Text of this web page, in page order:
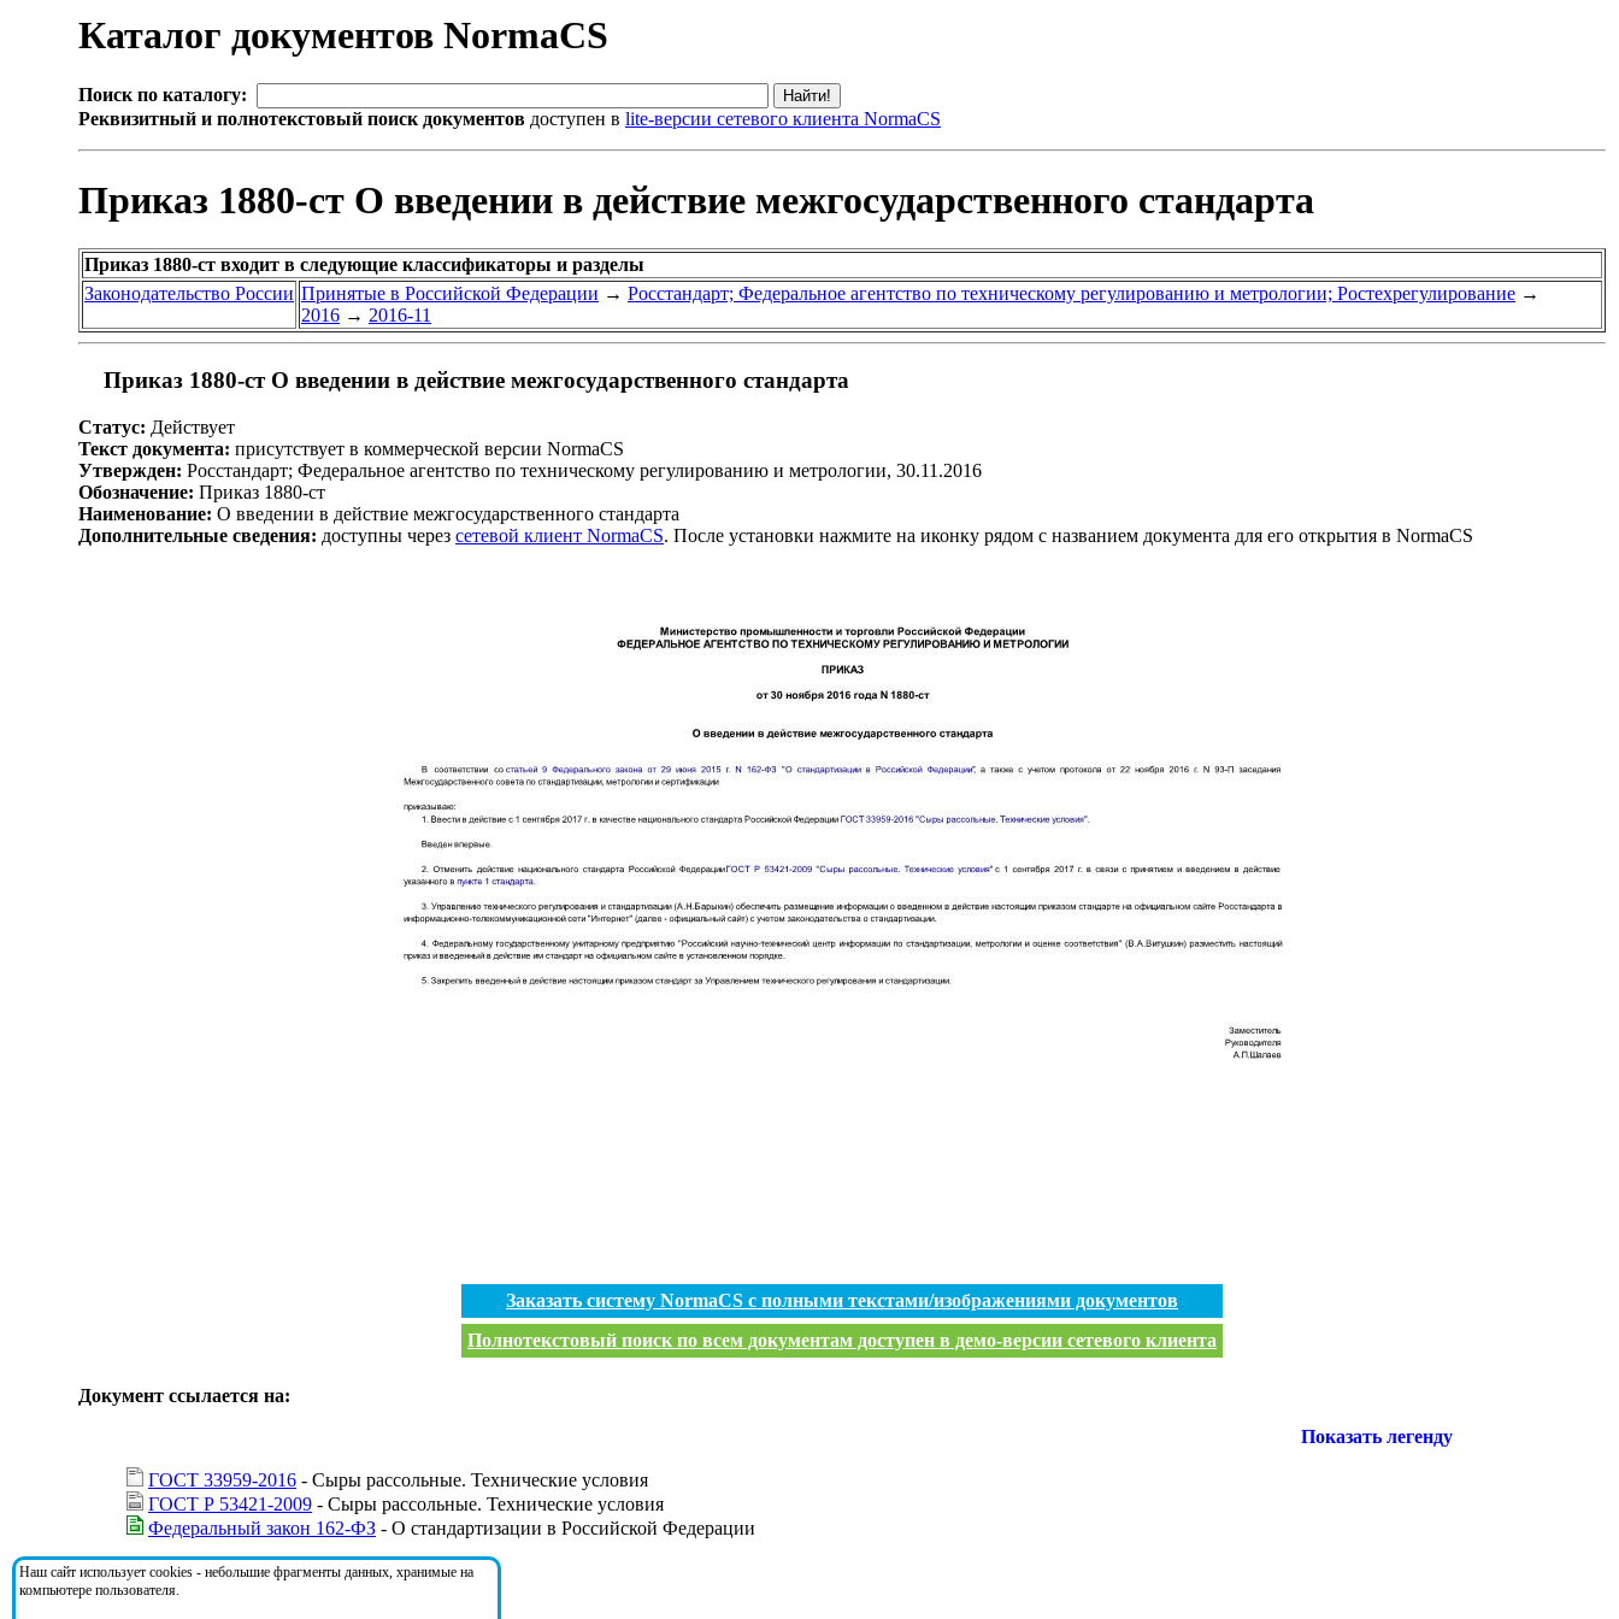
Каталог документов NormaCS
Поиск по каталогу:
Реквизитный и полнотекстовый поиск документов доступен в lite-версии сетевого клиента NormaCS
Приказ 1880-ст О введении в действие межгосударственного стандарта
Приказ 1880-ст входит в следующие классификаторы и разделы
Законодательство России Принятые в Российской Федерации → Росстандарт; Федеральное агентство по техническому регулированию и метрологии; Ростехрегулирование →
2016 → 2016-11
Приказ 1880-ст О введении в действие межгосударственного стандарта
Статус: Действует
Текст документа: присутствует в коммерческой версии NormaCS
Утвержден: Росстандарт; Федеральное агентство по техническому регулированию и метрологии, 30.11.2016
Обозначение: Приказ 1880-ст
Наименование: О введении в действие межгосударственного стандарта
Дополнительные сведения: доступны через сетевой клиент NormaCS. После установки нажмите на иконку рядом с названием документа для его открытия в NormaCS
Заказать систему NormaCS с полными текстами/изображениями документов
Полнотекстовый поиск по всем документам доступен в демо-версии сетевого клиента
Документ ссылается на:
Показать легенду
ГОСТ 33959-2016 - Сыры рассольные. Технические условия
ГОСТ Р 53421-2009 - Сыры рассольные. Технические условия
Федеральный закон 162-ФЗ - О стандартизации в Российской Федерации
На документ ссылаются:
Наш сайт использует cookies - небольшие фрагменты данных, хранимые на
компьютере пользователя.